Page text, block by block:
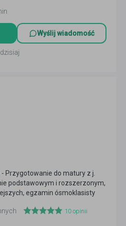
Wyślij wiadomość
Przygotowanie do matury z j.
podstawowym i rozszerzonym,
egzamin ósmoklasisty
10 opinii